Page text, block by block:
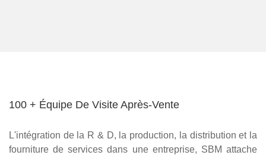
100 + Équipe De Visite Après-Vente
L'intégration de la R & D, la production, la distribution et la
fourniture de services dans une entreprise, SBM attache